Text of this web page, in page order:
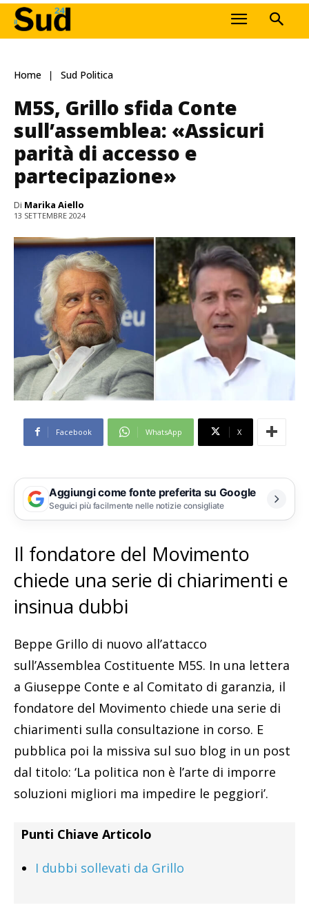
Home Sud Politica
M5S, Grillo sfida Conte
sull’assemblea: «Assicuri
parità di accesso e
partecipazione»
Di Marika Aiello
13 SETTEMBRE 2024
Facebook WhatsApp X
Aggiungi come fonte preferita su Google
Seguici più facilmente nelle notizie consigliate
Il fondatore del Movimento
chiede una serie di chiarimenti e
insinua dubbi
Beppe Grillo di nuovo all’attacco
sull’Assemblea Costituente M5S. In una lettera
a Giuseppe Conte e al Comitato di garanzia, il
fondatore del Movimento chiede una serie di
chiarimenti sulla consultazione in corso. E
pubblica poi la missiva sul suo blog in un post
dal titolo: ‘La politica non è l’arte di imporre
soluzioni migliori ma impedire le peggiori’.
Punti Chiave Articolo
I dubbi sollevati da Grillo